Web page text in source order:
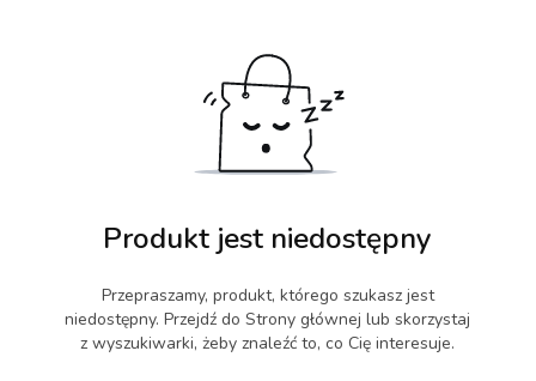
Produkt jest niedostępny
Przepraszamy, produkt, którego szukasz jest
niedostępny. Przejdź do Strony głównej lub skorzystaj
z wyszukiwarki, żeby znaleźć to, co Cię interesuje.